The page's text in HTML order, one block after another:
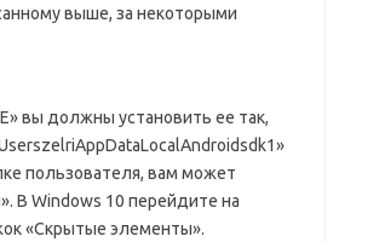
выше, за некоторыми
вы должны установить ее так,
пользователя, вам может
В Windows 10 перейдите на
«Скрытые элементы».